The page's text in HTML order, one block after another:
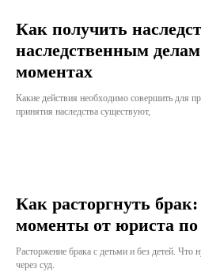
Как получить
наследственным
моментах
Какие действия необходимо совершить для
принятия наследства существуют,
Как расторгнуть
моменты от юриста по
Расторжение брака с детьми и без детей. Что
через суд.